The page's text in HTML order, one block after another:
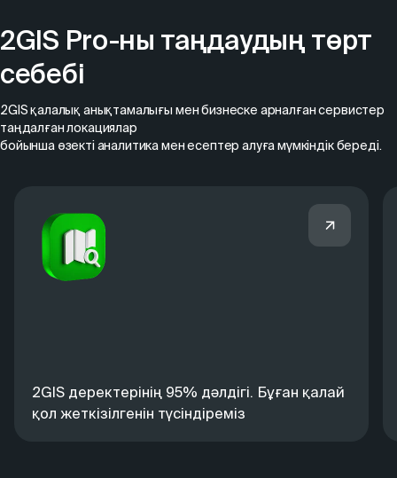
2GIS Pro-ны таңдаудың төрт
себебі
2GIS қалалық анықтамалығы мен бизнеске арналған сервистер
таңдалған локациялар
бойынша өзекті аналитика мен есептер алуға мүмкіндік береді.
2GIS деректерінің 95% дәлдігі. Бұған қалай
қол жеткізілгенін түсіндіреміз